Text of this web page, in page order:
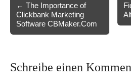
navigation
← The Importance of
Clickbank Marketing
Software CBMaker.Com
Schreibe einen